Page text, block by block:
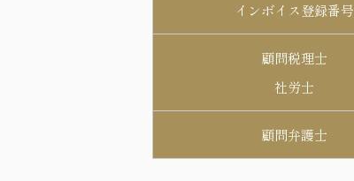
インボイス登録番号
顧問税理士
社労士
顧問弁護士